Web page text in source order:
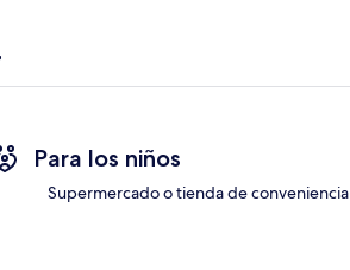
Para los niños
Supermercado o tienda de conveniencia